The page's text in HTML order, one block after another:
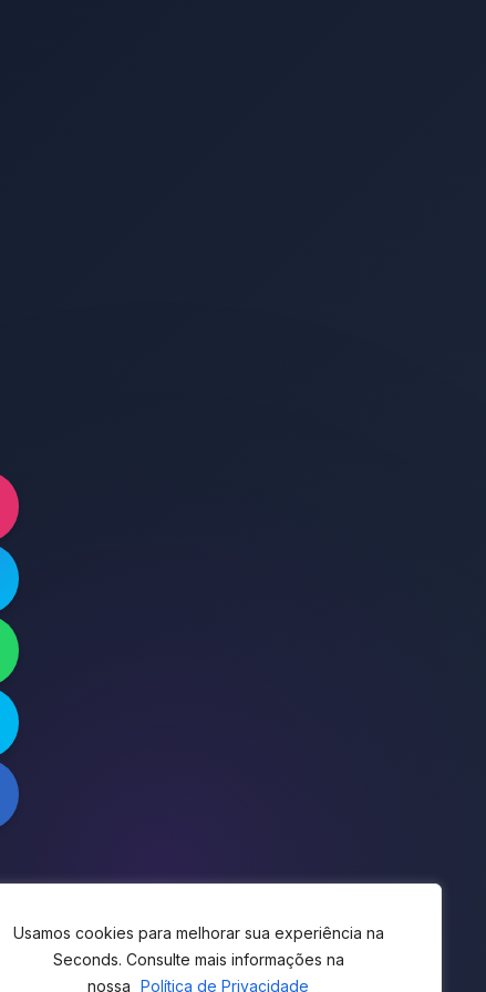
Usamos cookies para melhorar sua experiência na
Seconds. Consulte mais informações na
nossa Política de Privacidade